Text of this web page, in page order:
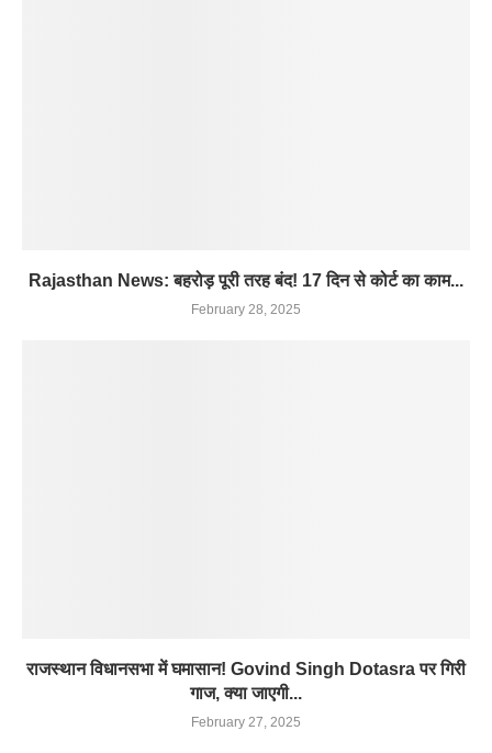
Rajasthan News: बहरोड़ पूरी तरह बंद! 17 दिन से कोर्ट का काम...
February 28, 2025
राजस्थान विधानसभा में घमासान! Govind Singh Dotasra पर गिरी
गाज, क्या जाएगी...
February 27, 2025